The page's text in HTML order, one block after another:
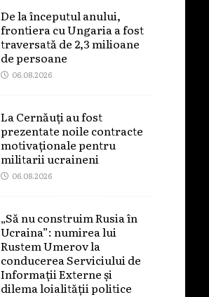
De la începutul anului,
frontiera cu Ungaria a fost
traversată de 2,3 milioane
de persoane
06.08.2026
La Cernăuți au fost
prezentate noile contracte
motivaționale pentru
militarii ucraineni
06.08.2026
„Să nu construim Rusia în
Ucraina”: numirea lui
Rustem Umerov la
conducerea Serviciului de
Informații Externe și
dilema loialității politice